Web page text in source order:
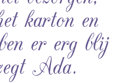
karton en
er erg blij
Ada.